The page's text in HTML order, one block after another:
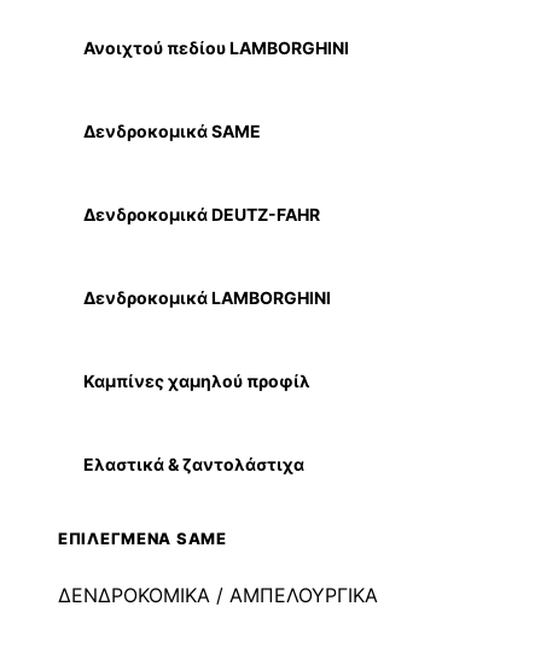
Ανοιχτού πεδίου LAMBORGHINI
Δενδροκομικά SAME
Δενδροκομικά DEUTZ-FAHR
Δενδροκομικά LAMBORGHINI
Καμπίνες χαμηλού προφίλ
Ελαστικά & ζαντολάστιχα
ΕΠΙΛΕΓΜΕΝΑ SAME
ΔΕΝΔΡΟΚΟΜΙΚΑ / ΑΜΠΕΛΟΥΡΓΙΚΑ